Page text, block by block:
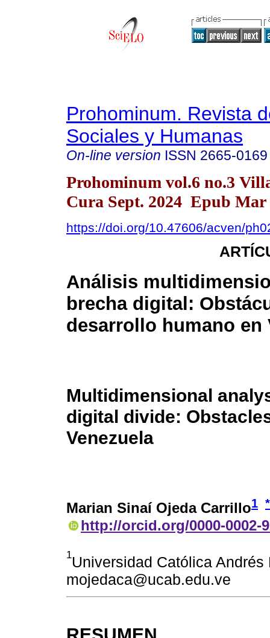
Prohominum. Revista
Sociales y Humanas
On-line version ISSN 2665-0169
Prohominum vol.6 no.3
Cura Sept. 2024 Epub Mar
https://doi.org/10.47606/acven/
Análisis
brecha digital:
desarrollo humano en
Multidimensional
digital divide:
Venezuela
Marian Sinaí Ojeda Carrillo1 *
http://orcid.org/0000-0002-
1Universidad Católica
mojedaca@ucab.edu.ve